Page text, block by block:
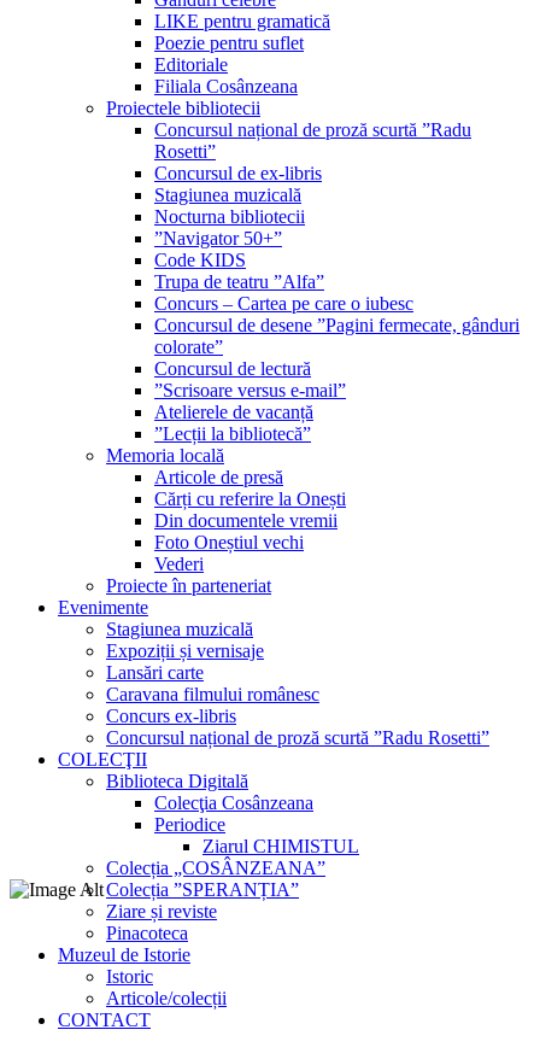
LIKE pentru gramatică
Poezie pentru suflet
Editoriale
Filiala Cosânzeana
Proiectele bibliotecii
Concursul național de proză scurtă ”Radu
Rosetti”
Concursul de ex-libris
Stagiunea muzicală
Nocturna bibliotecii
”Navigator 50+”
Code KIDS
Trupa de teatru ”Alfa”
Concurs – Cartea pe care o iubesc
Concursul de desene ”Pagini fermecate, gânduri
colorate”
Concursul de lectură
”Scrisoare versus e-mail”
Atelierele de vacanță
”Lecții la bibliotecă”
Memoria locală
Articole de presă
Cărți cu referire la Onești
Din documentele vremii
Foto Oneștiul vechi
Vederi
Proiecte în parteneriat
Evenimente
Stagiunea muzicală
Expoziții și vernisaje
Lansări carte
Caravana filmului românesc
Concurs ex-libris
Concursul național de proză scurtă ”Radu Rosetti”
COLECŢII
Biblioteca Digitală
Colecţia Cosânzeana
Periodice
Ziarul CHIMISTUL
Colecția „COSÂNZEANA”
Colecția ”SPERANȚIA”
Ziare și reviste
Pinacoteca
Muzeul de Istorie
Istoric
Articole/colecții
CONTACT